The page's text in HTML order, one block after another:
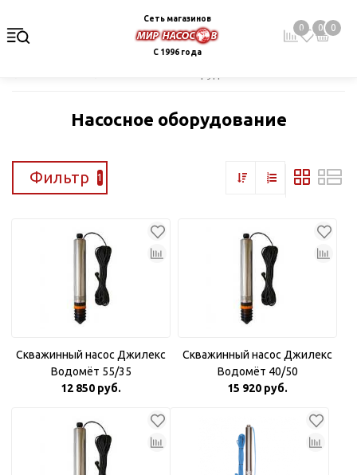
Сеть магазинов
С 1996 года
0 0 0
Насосное оборудование
Фильтр 1
Скважинный насос Джилекс
Водомёт 55/35
12 850 руб.
Скважинный насос Джилекс
Водомёт 40/50
15 920 руб.